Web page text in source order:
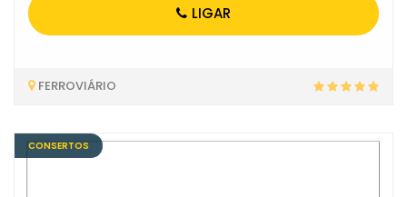
LIGAR
FERROVIÁRIO
CONSERTOS